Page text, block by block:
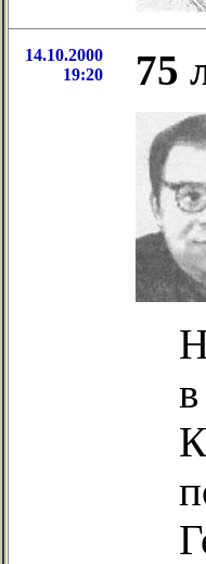
14.10.2000
19:20
75